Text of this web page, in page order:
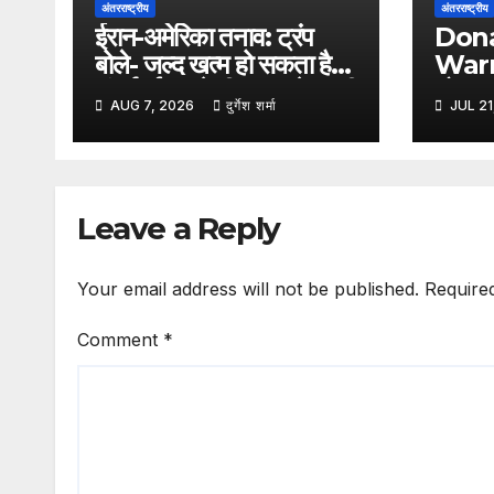
अंतरराष्ट्रीय
ईरान-अमेरिका तनाव: ट्रंप
बोले- जल्द खत्म हो सकता है
संघर्ष, ईरान ने दी सख्त चेतावनी
AUG 7, 2026 दुर्गेश शर्मा
अंतरराष्ट्रीय
का
JUL
Leave a Reply
Your email address will not be published.
Comment *